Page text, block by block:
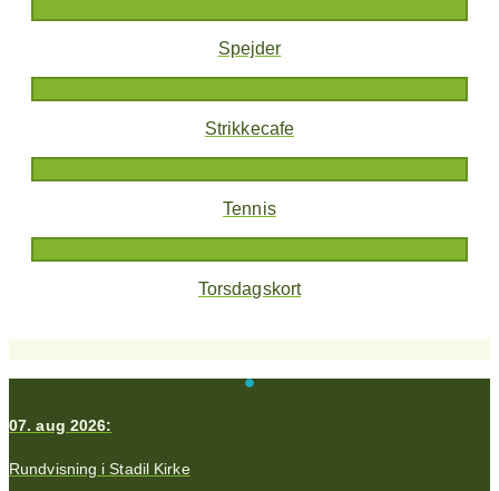
Spejder
Strikkecafe
Tennis
Torsdagskort
07. aug 2026:
Rundvisning i Stadil Kirke